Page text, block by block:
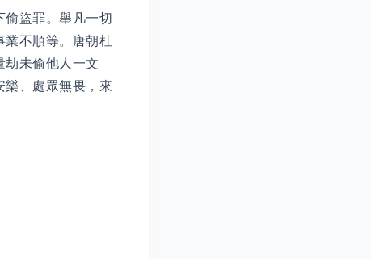
偷盜罪。舉凡一切
業不順等。唐朝杜
劫未偷他人一文
樂、處眾無畏，來